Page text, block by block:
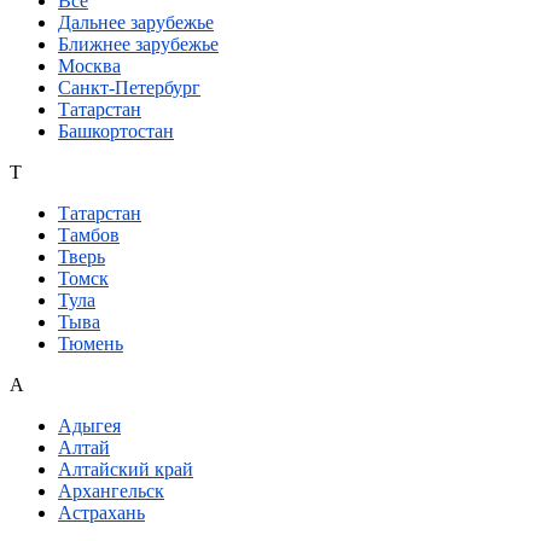
Дальнее зарубежье
Ближнее зарубежье
Москва
Санкт-Петербург
Татарстан
Башкортостан
Т
Татарстан
Тамбов
Тверь
Томск
Тула
Тыва
Тюмень
А
Адыгея
Алтай
Алтайский край
Архангельск
Астрахань